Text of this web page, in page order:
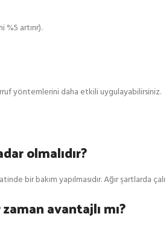
artırır).
yöntemlerini daha etkili uygulayabilirsiniz.
olmalıdır?
bir bakım yapılmasıdır. Ağır şartlarda
avantajlı mı?